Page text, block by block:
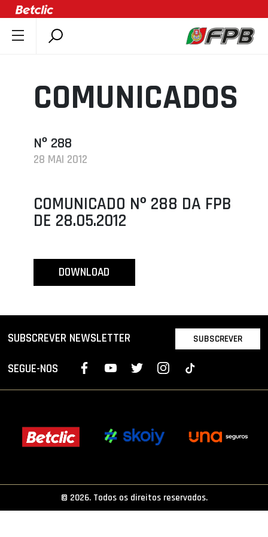
DOCUMENTOS
ÚLTIMAS
ASSOCIAÇÕES
CLUBES
AGENDA
SELEÇÕES
ÁREA TÉCNICA
PROJETOS
LIGA BETCLIC FEMININA
COMUNICADOS
Nº 288
28 MAI 2012
COMUNICADO Nº 288 DA FPB
DE 28.05.2012
DOWNLOAD
SUBSCREVER NEWSLETTER SUBSCREVER
SEGUE-NOS
© 2026. Todos os direitos reservados.